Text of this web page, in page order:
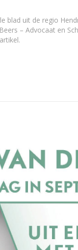
blad uit de regio
– Advocaat en